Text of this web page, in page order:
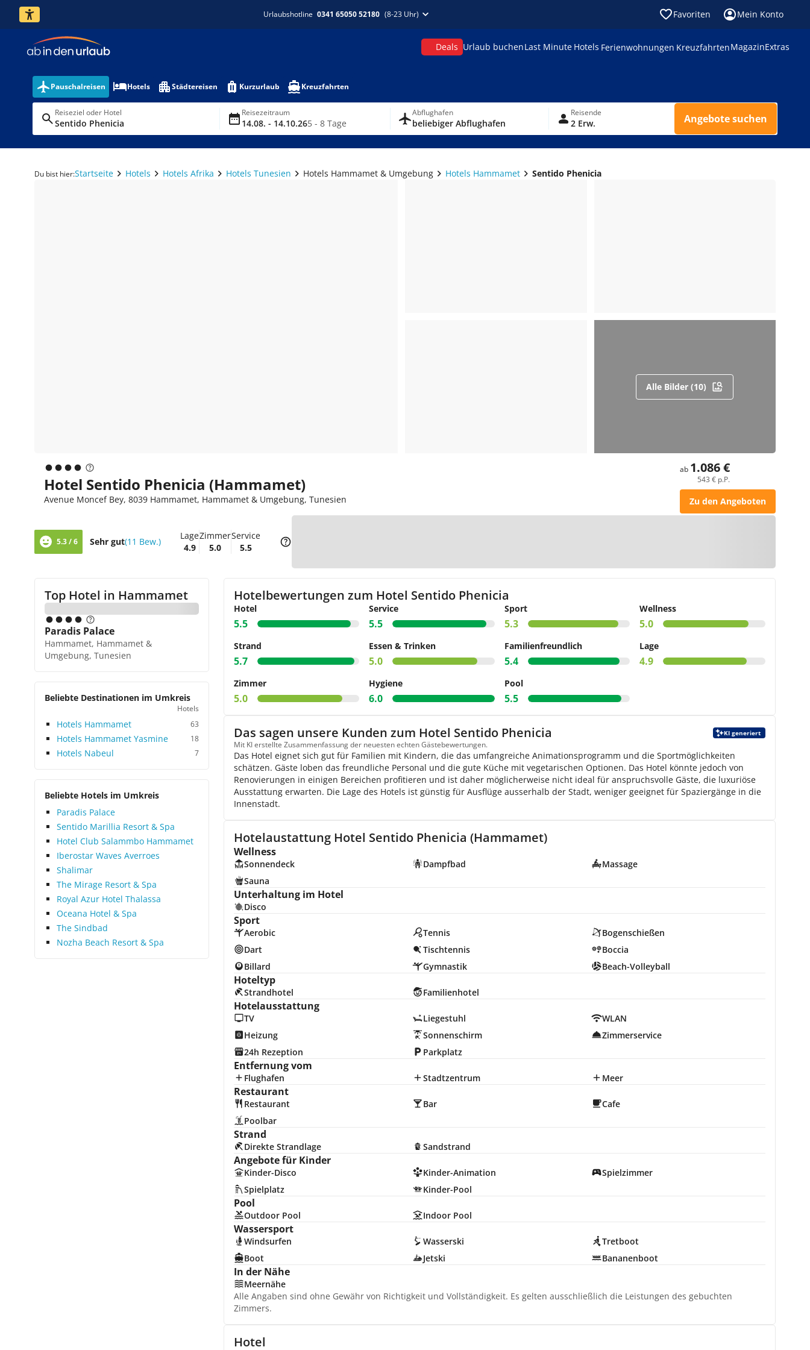
Urlaubshotline 0341 65050 52180 (8-23 Uhr) Favoriten Mein Konto
Deals Urlaub buchenLast Minute Hotels Ferienwohnungen KreuzfahrtenMagazinExtras
Pauschalreisen Hotels Städtereisen Kurzurlaub Kreuzfahrten
Reiseziel oder Hotel
Sentido Phenicia
Reisezeitraum
14.08. - 14.10.265 - 8 Tage
Abflughafen
beliebiger Abflughafen
Reisende
2 Erw. Angebote suchen
Du bist hier:Startseite Hotels Hotels Afrika Hotels Tunesien Hotels Hammamet & Umgebung Hotels Hammamet Sentido Phenicia
Alle Bilder (10)
Hotel Sentido Phenicia (Hammamet)
Avenue Moncef Bey, 8039 Hammamet, Hammamet & Umgebung, Tunesien
ab 1.086 €
543 € p.P.
Zu den Angeboten
5.3 / 6 Sehr gut(11 Bew.)
Lage
4.9
Zimmer
5.0
Service
5.5
Top Hotel in Hammamet
Paradis Palace
Hammamet, Hammamet &
Umgebung, Tunesien
Beliebte Destinationen im Umkreis
Hotels
Hotels Hammamet 63
Hotels Hammamet Yasmine 18
Hotels Nabeul 7
Beliebte Hotels im Umkreis
Paradis Palace
Sentido Marillia Resort & Spa
Hotel Club Salammbo Hammamet
Iberostar Waves Averroes
Shalimar
The Mirage Resort & Spa
Royal Azur Hotel Thalassa
Oceana Hotel & Spa
The Sindbad
Nozha Beach Resort & Spa
Hotelbewertungen zum Hotel Sentido Phenicia
Hotel
5.5
Service
5.5
Sport
5.3
Wellness
5.0
Strand
5.7
Essen & Trinken
5.0
Familienfreundlich
5.4
Lage
4.9
Zimmer
5.0
Hygiene
6.0
Pool
5.5
Das sagen unsere Kunden zum Hotel Sentido Phenicia KI generiert
Mit KI erstellte Zusammenfassung der neuesten echten Gästebewertungen.
Das Hotel eignet sich gut für Familien mit Kindern, die das umfangreiche Animationsprogramm und die Sportmöglichkeiten
schätzen. Gäste loben das freundliche Personal und die gute Küche mit vegetarischen Optionen. Das Hotel könnte jedoch von
Renovierungen in einigen Bereichen profitieren und ist daher möglicherweise nicht ideal für anspruchsvolle Gäste, die luxuriöse
Ausstattung erwarten. Die Lage des Hotels ist günstig für Ausflüge ausserhalb der Stadt, weniger geeignet für Spaziergänge in die
Innenstadt.
Hotelaustattung Hotel Sentido Phenicia (Hammamet)
Wellness
Sonnendeck Dampfbad
Massage
Sauna
Unterhaltung im Hotel
Disco
Sport
Aerobic Tennis
Bogenschießen
Dart
Tischtennis
Boccia
Billard
Gymnastik Beach-Volleyball
Hoteltyp
Strandhotel Familienhotel
Hotelausstattung
TV Liegestuhl
WLAN
Heizung
Sonnenschirm
Zimmerservice
24h Rezeption
Parkplatz
Entfernung vom
Flughafen Stadtzentrum Meer
Restaurant
Restaurant Bar
Cafe
Poolbar
Strand
Direkte Strandlage Sandstrand
Angebote für Kinder
Kinder-Disco Kinder-Animation
Spielzimmer
Spielplatz
Kinder-Pool
Pool
Outdoor Pool Indoor Pool
Wassersport
Windsurfen Wasserski
Tretboot
Boot
Jetski Bananenboot
In der Nähe
Meernähe
Alle Angaben sind ohne Gewähr von Richtigkeit und Vollständigkeit. Es gelten ausschließlich die Leistungen des gebuchten
Zimmers.
Hotel